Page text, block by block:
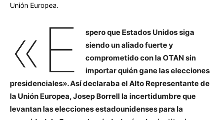
Unión Europea.
«E
spero que Estados Unidos siga
siendo un aliado fuerte y
comprometido con la OTAN sin
importar quién gane las elecciones
presidenciales». Así declaraba el Alto Representante de
la Unión Europea, Josep Borrell la incertidumbre que
levantan las elecciones estadounidenses para la